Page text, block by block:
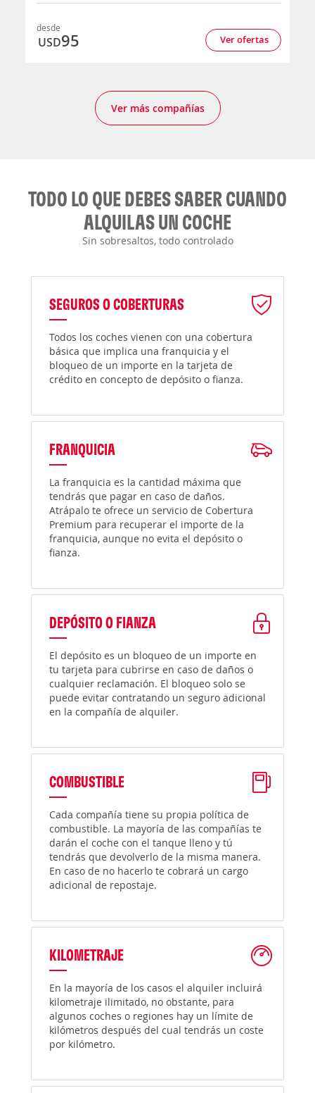
desde
USD95 Ver ofertas
Ver más compañías
TODO LO QUE DEBES SABER CUANDO
ALQUILAS UN COCHE
Sin sobresaltos, todo controlado
SEGUROS O COBERTURAS
Todos los coches vienen con una cobertura
básica que implica una franquicia y el
bloqueo de un importe en la tarjeta de
crédito en concepto de depósito o fianza.
FRANQUICIA
La franquicia es la cantidad máxima que
tendrás que pagar en caso de daños.
Atrápalo te ofrece un servicio de Cobertura
Premium para recuperar el importe de la
franquicia, aunque no evita el depósito o
fianza.
DEPÓSITO O FIANZA
El depósito es un bloqueo de un importe en
tu tarjeta para cubrirse en caso de daños o
cualquier reclamación. El bloqueo solo se
puede evitar contratando un seguro adicional
en la compañía de alquiler.
COMBUSTIBLE
Cada compañía tiene su propia política de
combustible. La mayoría de las compañías te
darán el coche con el tanque lleno y tú
tendrás que devolverlo de la misma manera.
En caso de no hacerlo te cobrará un cargo
adicional de repostaje.
KILOMETRAJE
En la mayoría de los casos el alquiler incluirá
kilometraje ilimitado, no obstante, para
algunos coches o regiones hay un límite de
kilómetros después del cual tendrás un coste
por kilómetro.